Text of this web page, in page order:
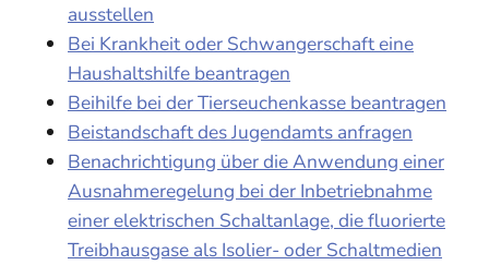
ausstellen
Bei Krankheit oder Schwangerschaft eine
Haushaltshilfe beantragen
Beihilfe bei der Tierseuchenkasse beantragen
Beistandschaft des Jugendamts anfragen
Benachrichtigung über die Anwendung einer
Ausnahmeregelung bei der Inbetriebnahme
einer elektrischen Schaltanlage, die fluorierte
Treibhausgase als Isolier- oder Schaltmedien